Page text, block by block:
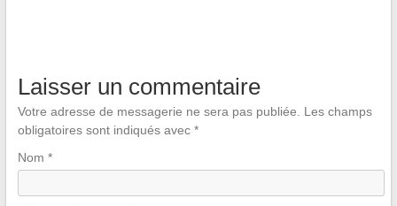
Laisser un commentaire
Votre adresse de messagerie ne sera pas publiée.
Les champs
obligatoires sont indiqués avec *
Nom *